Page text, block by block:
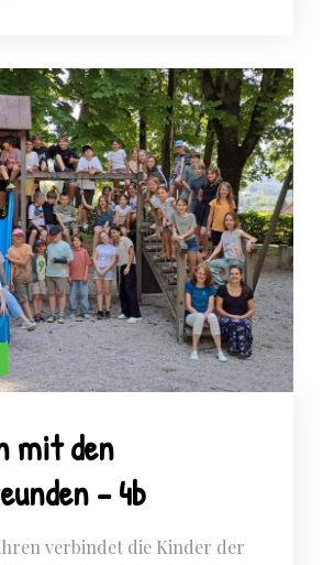
mit den
– 4b
verbindet die Kinder der